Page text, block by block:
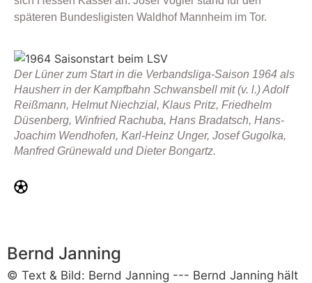
späteren Bundesligisten Waldhof Mannheim im Tor.
Der Lüner zum Start in die Verbandsliga-Saison 1964 als
Hausherr in der Kampfbahn Schwansbell mit (v. l.) Adolf
Reißmann, Helmut Niechzial, Klaus Pritz, Friedhelm
Düsenberg, Winfried Rachuba, Hans Bradatsch, Hans-
Joachim Wendhofen, Karl-Heinz Unger, Josef Gugolka,
Manfred Grünewald und Dieter Bongartz.
Bernd Janning
© Text & Bild: Bernd Janning --- Bernd Janning hält